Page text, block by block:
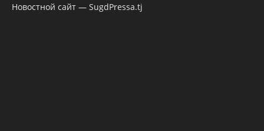
Новостной сайт — SugdPressa.tj